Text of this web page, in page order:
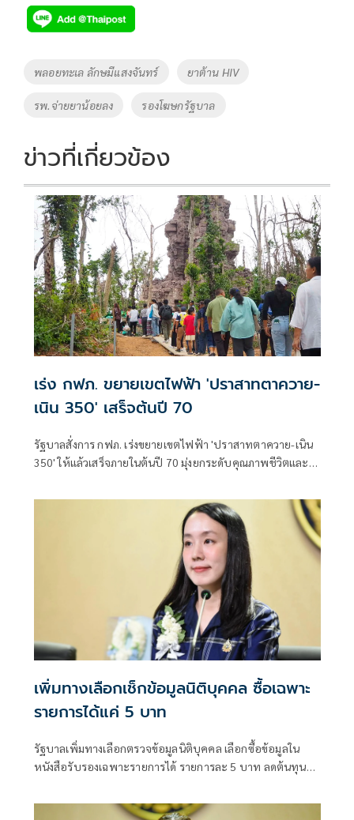
e
b
o
o
k
tt
er
p
y
Li
Tags
พลอยทะเล ลักษมีแสงจันทร์ ยาต้าน HIV
รพ.จ่ายยาน้อยลง รองโฆษกรัฐบาล
ข่าวที่เกี่ยวข้อง
เร่ง กฟภ. ขยายเขตไฟฟ้า 'ปราสาทตาควาย-
เนิน 350' เสร็จต้นปี 70
รัฐบาลสั่งการ กฟภ. เร่งขยายเขตไฟฟ้า 'ปราสาทตาควาย-เนิน
350' ให้แล้วเสร็จภายในต้นปี 70 มุ่งยกระดับคุณภาพชีวิตและ
เพิ่มทางเลือกเช็กข้อมูลนิติบุคคล ซื้อเฉพาะ
รายการได้แค่ 5 บาท
รัฐบาลเพิ่มทางเลือกตรวจข้อมูลนิติบุคคล เลือกซื้อข้อมูลใน
หนังสือรับรองเฉพาะรายการได้ รายการละ 5 บาท ลดต้นทุน